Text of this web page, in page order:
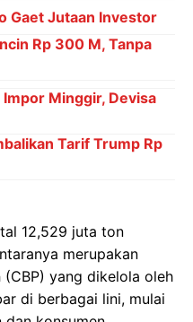
Gaet Jutaan Investor
Rp 300 M, Tanpa
Impor Minggir, Devisa
Tarif Trump Rp
12,529 juta ton
merupakan
(CBP) yang dikelola oleh
di berbagai lini, mulai